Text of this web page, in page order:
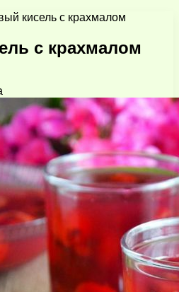
кисель с крахмалом
с крахмалом